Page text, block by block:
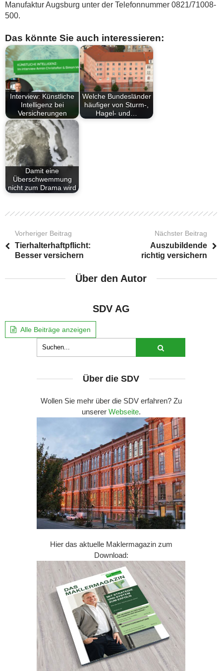
Manufaktur Augsburg unter der Telefonnummer 0821/71008-
500.
Das könnte Sie auch interessieren:
Interview: Künstliche
Intelligenz bei
Versicherungen
Welche Bundesländer
häufiger von Sturm-,
Hagel- und…
Damit eine
Überschwemmung
nicht zum Drama wird
Vorheriger Beitrag
Tierhalterhaftpflicht:
Besser versichern
Nächster Beitrag
Auszubildende
richtig versichern
Über den Autor
SDV AG
Alle Beiträge anzeigen
Über die SDV
Wollen Sie mehr über die SDV erfahren? Zu
unserer Webseite.
Hier das aktuelle Maklermagazin zum
Download: